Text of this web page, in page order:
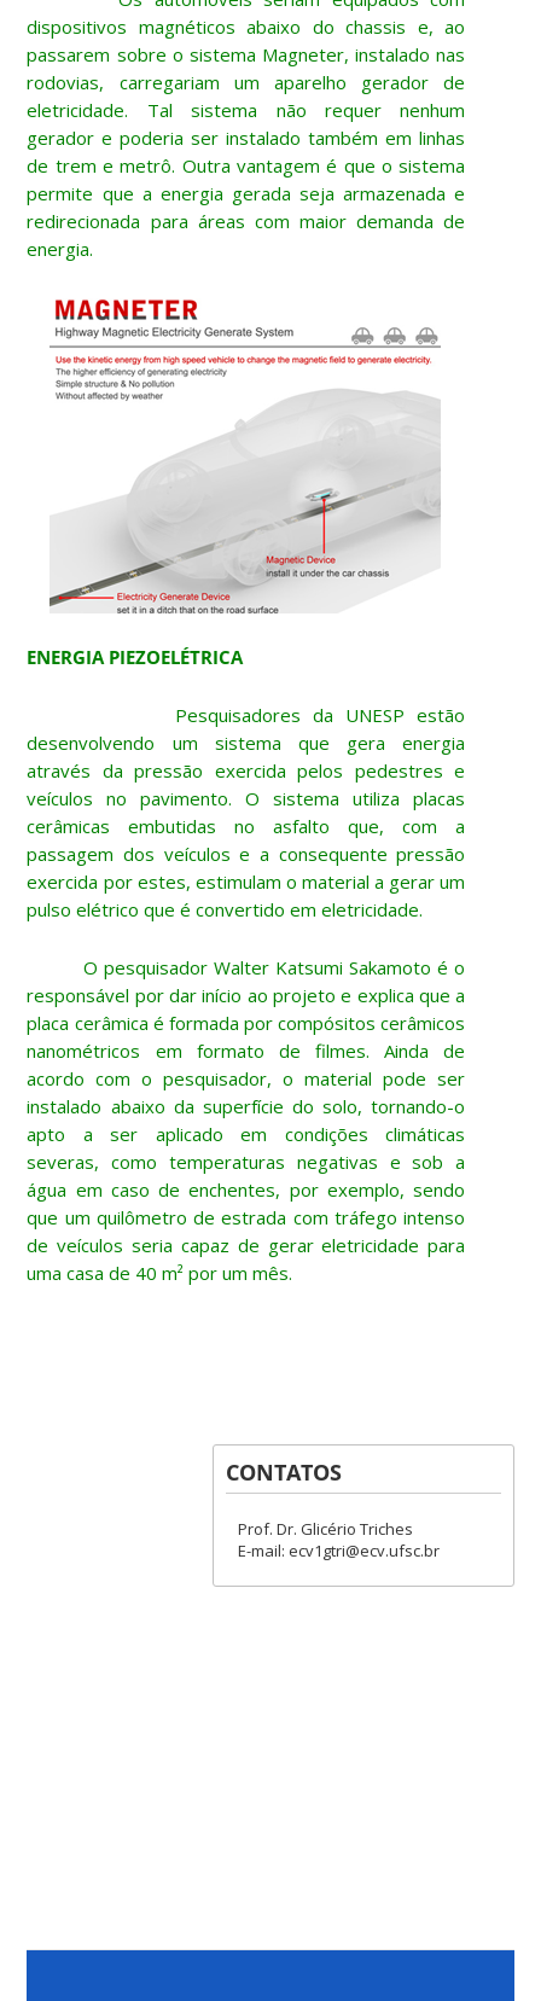
dispositivos magnéticos abaixo do chassis e, ao
passarem sobre o sistema Magneter, instalado nas
rodovias, carregariam um aparelho gerador de
eletricidade. Tal sistema não requer nenhum
gerador e poderia ser instalado também em linhas
de trem e metrô. Outra vantagem é que o sistema
permite que a energia gerada seja armazenada e
redirecionada para áreas com maior demanda de
energia.
ENERGIA PIEZOELÉTRICA
Pesquisadores da UNESP estão
desenvolvendo um sistema que gera energia
através da pressão exercida pelos pedestres e
veículos no pavimento. O sistema utiliza placas
cerâmicas embutidas no asfalto que, com a
passagem dos veículos e a consequente pressão
exercida por estes, estimulam o material a gerar um
pulso elétrico que é convertido em eletricidade.
O pesquisador Walter Katsumi Sakamoto é o
responsável por dar início ao projeto e explica que a
placa cerâmica é formada por compósitos cerâmicos
nanométricos em formato de filmes. Ainda de
acordo com o pesquisador, o material pode ser
instalado abaixo da superfície do solo, tornando-o
apto a ser aplicado em condições climáticas
severas, como temperaturas negativas e sob a
água em caso de enchentes, por exemplo, sendo
que um quilômetro de estrada com tráfego intenso
de veículos seria capaz de gerar eletricidade para
uma casa de 40 m² por um mês.
CONTATOS
Prof. Dr. Glicério Triches
E-mail: ecv1gtri@ecv.ufsc.br